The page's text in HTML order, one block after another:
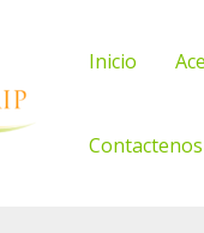
Inicio
Contactenos